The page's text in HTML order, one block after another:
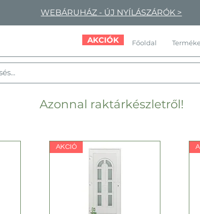
WEBÁRUHÁZ - ÚJ NYÍLÁSZÁRÓK >
AKCIÓK Főoldal
Azonnal raktárkészletről!
AKCIÓ